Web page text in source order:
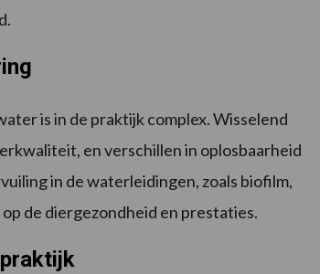
is in de praktijk complex. Wisselend
en verschillen in oplosbaarheid
in de waterleidingen, zoals biofilm,
de diergezondheid en prestaties.